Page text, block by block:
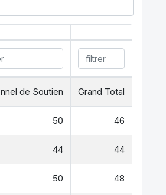
de Soutien Grand Total
50 46
44 44
50 48